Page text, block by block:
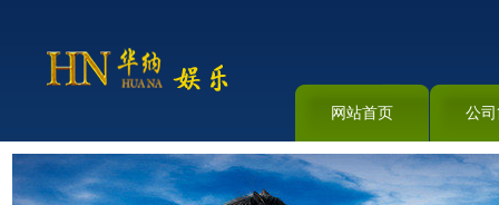
网站首页 公
资料下载